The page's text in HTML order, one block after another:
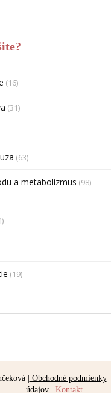
(16)
(31)
(63)
a metabolizmus (98)
(19)
| Obchodné podmienky|
údajov | Kontakt